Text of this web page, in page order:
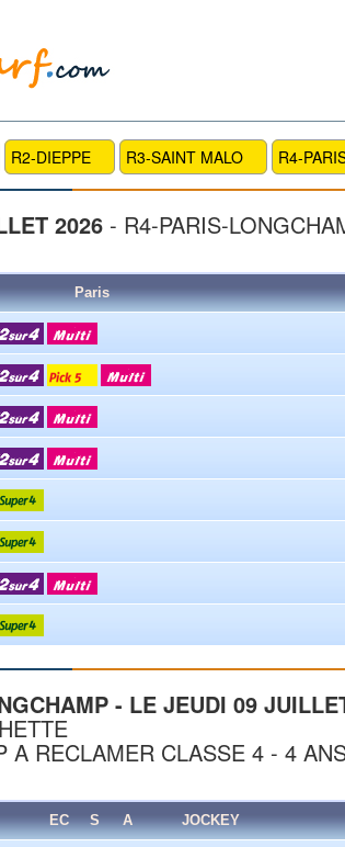
R2-DIEPPE R3-SAINT MALO R4-
2026 - R4-PARIS-
Paris
- LE JEUDI 09
A RECLAMER CLASSE 4 - 4
EC S A JOCKEY